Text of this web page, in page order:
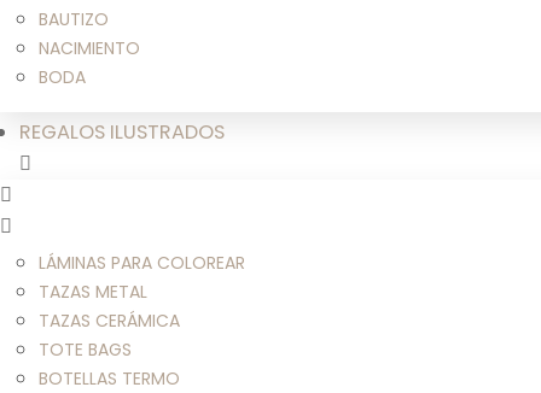
BAUTIZO
NACIMIENTO
BODA
REGALOS ILUSTRADOS
LÁMINAS PARA COLOREAR
TAZAS METAL
TAZAS CERÁMICA
TOTE BAGS
BOTELLAS TERMO